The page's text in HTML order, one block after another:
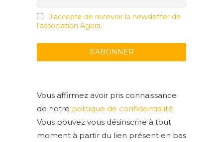
J'accepte de recevoir la newsletter de
l'association Agora.
Vous affirmez avoir pris connaissance
de notre politique de confidentialité.
Vous pouvez vous désinscrire à tout
moment à partir du lien présent en bas